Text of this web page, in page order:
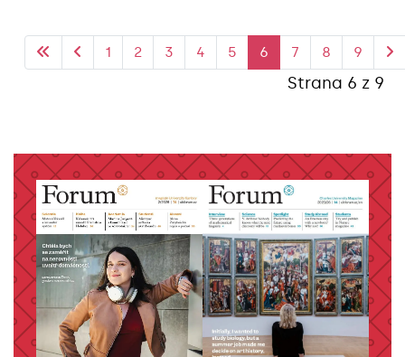
Strana 6 z 9
1 2 3 4 5 6 7 8 9